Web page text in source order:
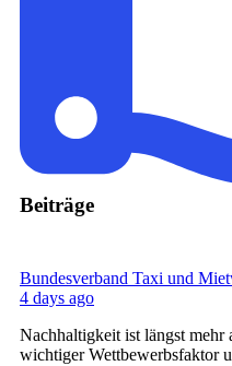
Beiträge
Bundesverband Taxi und
4 days ago
Nachhaltigkeit ist längst mehr
wichtiger Wettbewerbsfaktor